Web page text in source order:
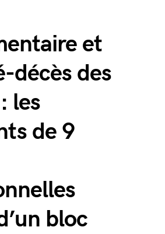
et
décès des
les
de 9
bloc